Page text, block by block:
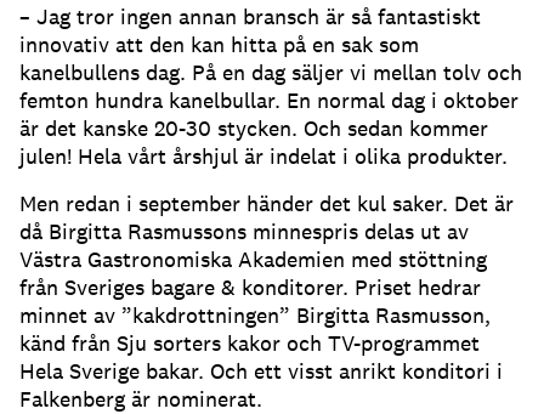
– Jag tror ingen annan bransch är så fantastiskt
innovativ att den kan hitta på en sak som
kanelbullens dag. På en dag säljer vi mellan tolv och
femton hundra kanelbullar. En normal dag i oktober
är det kanske 20-30 stycken. Och sedan kommer
julen! Hela vårt årshjul är indelat i olika produkter.
Men redan i september händer det kul saker. Det är
då Birgitta Rasmussons minnespris delas ut av
Västra Gastronomiska Akademien med stöttning
från Sveriges bagare & konditorer. Priset hedrar
minnet av ”kakdrottningen” Birgitta Rasmusson,
känd från Sju sorters kakor och TV-programmet
Hela Sverige bakar. Och ett visst anrikt konditori i
Falkenberg är nominerat.